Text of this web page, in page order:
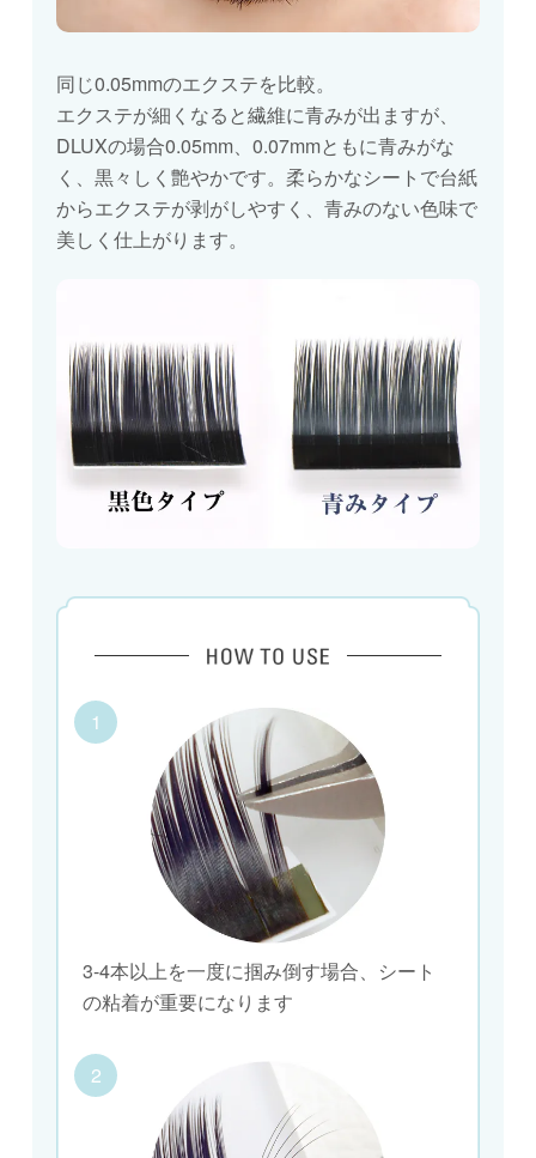
同じ0.05mmのエクステを比較。
エクステが細くなると繊維に青みが出ますが、
DLUXの場合0.05mm、0.07mmともに青みがな
く、黒々しく艶やかです。柔らかなシートで台紙
からエクステが剥がしやすく、青みのない色味で
美しく仕上がります。
1
3-4本以上を一度に掴み倒す場合、シート
の粘着が重要になります
2